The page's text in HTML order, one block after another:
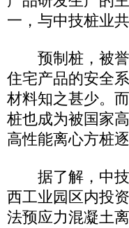
一，与中技桩业
预制桩，被誉
住宅产品的安全
材料知之甚少。
桩也成为被国家
高性能离心方桩
据了解，中技
西工业园区内投
法预应力混凝土